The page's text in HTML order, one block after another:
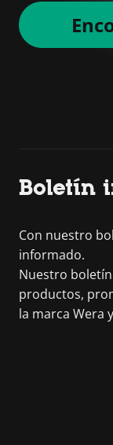
Boletín
Con nuestro
informado.
Nuestro
productos,
la marca Wera